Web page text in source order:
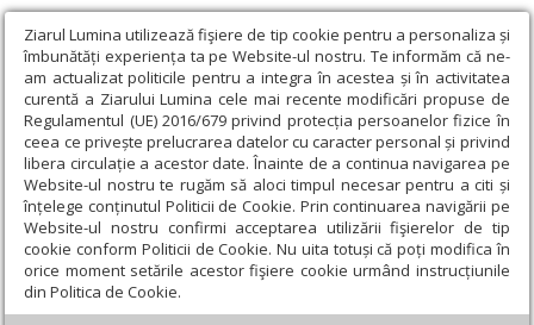
Ziarul Lumina utilizează fişiere de tip cookie pentru a personaliza și
îmbunătăți experiența ta pe Website-ul nostru. Te informăm că ne-
am actualizat politicile pentru a integra în acestea și în activitatea
curentă a Ziarului Lumina cele mai recente modificări propuse de
Regulamentul (UE) 2016/679 privind protecția persoanelor fizice în
ceea ce privește prelucrarea datelor cu caracter personal și privind
libera circulație a acestor date. Înainte de a continua navigarea pe
Website-ul nostru te rugăm să aloci timpul necesar pentru a citi și
înțelege conținutul Politicii de Cookie. Prin continuarea navigării pe
Website-ul nostru confirmi acceptarea utilizării fişierelor de tip
cookie conform Politicii de Cookie. Nu uita totuși că poți modifica în
orice moment setările acestor fişiere cookie urmând instrucțiunile
din Politica de Cookie.
Ziarul Lumina › Regionale › Oltenia › Cele trei învieri din morţi
săvârşite de Domnul Hristos
Cele trei învieri din morţi săvârşite de
Domnul Hristos